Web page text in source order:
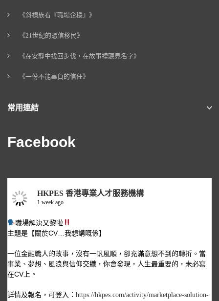
《斜槓族看『職場企穩』》
《21世紀的憑信移民》
《在安靜中找回步伐，在故事裡聽見名字》
《一份不能辜負的信任》
常用連結
Facebook
HKPES 香港專業人才服務機構
1 week ago
職場解決又黎啦
主題是【關於CV…我想講嘅係】
一位金融職人的故事，沒有一帆風順，卻充滿意想不到的轉折。當
事業、夢想、風浪與信仰交織，你會發現，人生最重要的，未必寫
在CV上。
詳情及報名，可登入： https://hkpes.com/activity/marketplace-solution-